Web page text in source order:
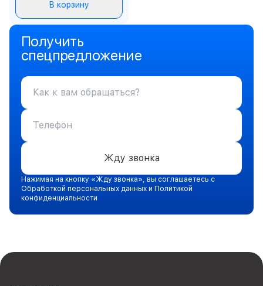
В корзину
Получить
спецпредложение
Жду звонка
Нажимая на кнопку «Жду звонка», вы соглашаетесь с
Обработкой персональных данных и Политикой
конфиденциальности